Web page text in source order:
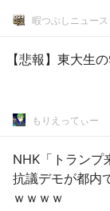
暇つぶしニュース
【悲報】東大生
もりえってぃー
NHK「トランプ
抗議デモが都内
ｗｗｗｗ